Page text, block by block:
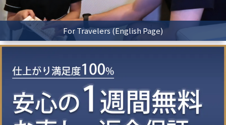
For Travelers (English Page)